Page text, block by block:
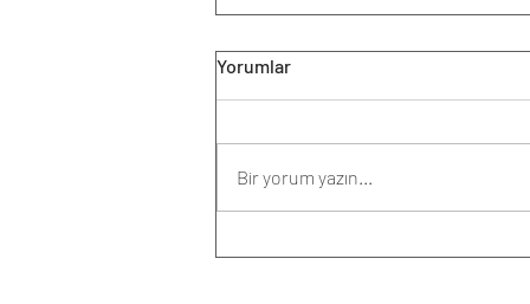
Yorumlar
Bir yorum yazın...